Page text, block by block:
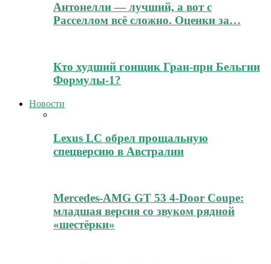
Антонелли — лучший, а вот с
Расселлом всё сложно. Оценки за…
Кто худший гонщик Гран-при Бельгии
Формулы-1?
Новости
Lexus LC обрел прощальную
спецверсию в Австралии
Mercedes-AMG GT 53 4-Door Coupe:
младшая версия со звуком рядной
«шестёрки»